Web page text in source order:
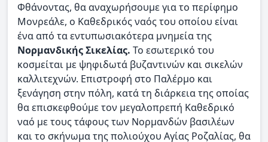
Φθάνοντας, θα αναχωρήσουμε για το περίφημο
Μονρεάλε, ο Καθεδρικός ναός του οποίου είναι
ένα από τα εντυπωσιακότερα μνημεία της
Νορμανδικής Σικελίας. Το εσωτερικό του
κοσμείται με ψηφιδωτά βυζαντινών και σικελών
καλλιτεχνών. Επιστροφή στο Παλέρμο και
ξενάγηση στην πόλη, κατά τη διάρκεια της οποίας
θα επισκεφθούμε τον μεγαλοπρεπή Καθεδρικό
ναό με τους τάφους των Νορμανδών βασιλέων
και το σκήνωμα της πολιούχου Αγίας Ροζαλίας, θα